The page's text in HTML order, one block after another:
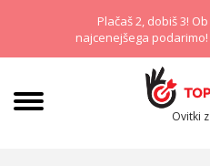
Plačaš 2, dobiš 3!
najcenejšega podarimo!
Ovitki